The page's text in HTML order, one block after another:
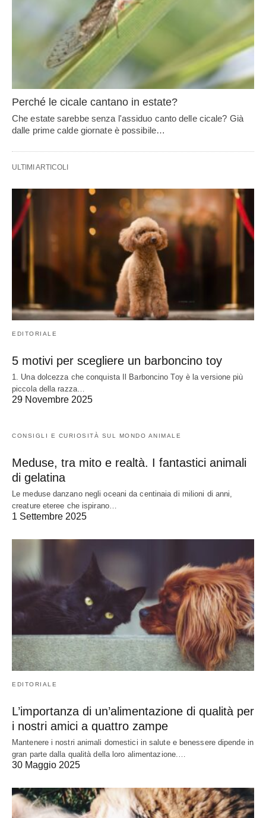
Perché le cicale cantano in estate?
Che estate sarebbe senza l'assiduo canto delle cicale? Già
dalle prime calde giornate è possibile…
ULTIMI ARTICOLI
EDITORIALE
5 motivi per scegliere un barboncino toy
1. Una dolcezza che conquista Il Barboncino Toy è la versione più
piccola della razza…
29 Novembre 2025
CONSIGLI E CURIOSITÀ SUL MONDO ANIMALE
Meduse, tra mito e realtà. I fantastici animali
di gelatina
Le meduse danzano negli oceani da centinaia di milioni di anni,
creature eteree che ispirano…
1 Settembre 2025
EDITORIALE
L’importanza di un’alimentazione di qualità per
i nostri amici a quattro zampe
Mantenere i nostri animali domestici in salute e benessere dipende in
gran parte dalla qualità della loro alimentazione.…
30 Maggio 2025